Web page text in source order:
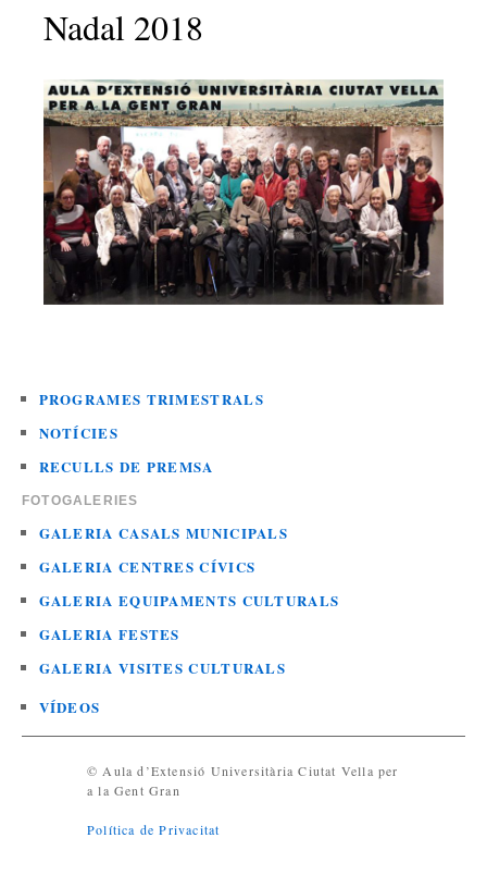
Nadal 2018
PROGRAMES TRIMESTRALS
NOTÍCIES
RECULLS DE PREMSA
FOTOGALERIES
GALERIA CASALS MUNICIPALS
GALERIA CENTRES CÍVICS
GALERIA EQUIPAMENTS CULTURALS
GALERIA FESTES
GALERIA VISITES CULTURALS
VÍDEOS
© Aula d’Extensió Universitària Ciutat Vella per
a la Gent Gran
Política de Privacitat